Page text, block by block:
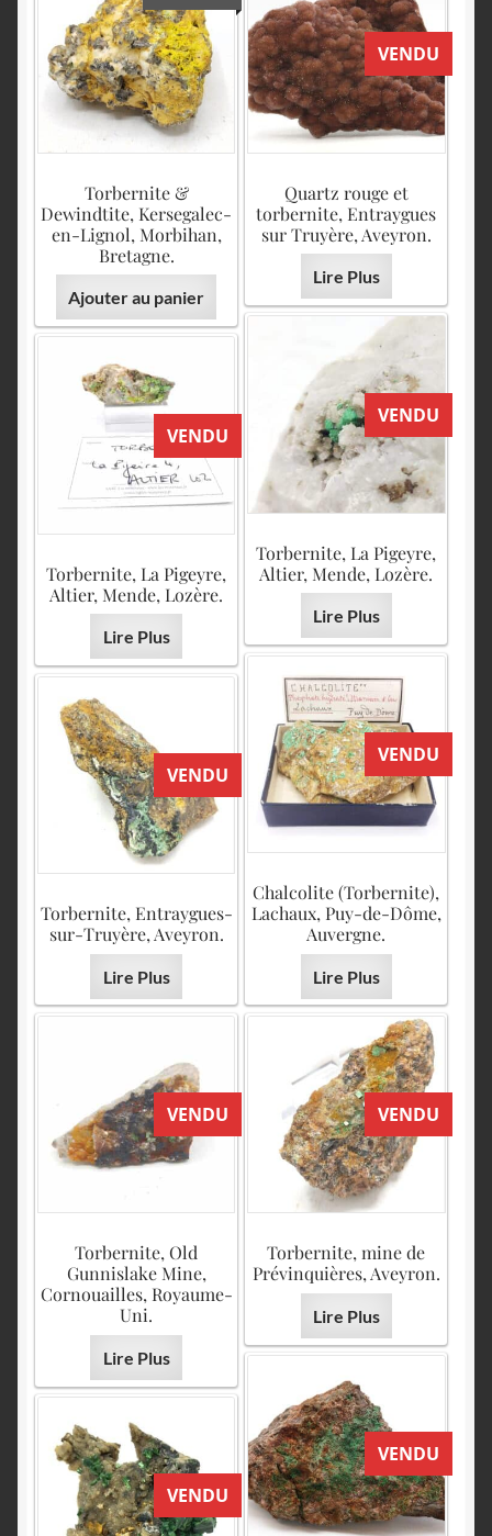
Torbernite &
Dewindtite, Kersegalec-
en-Lignol, Morbihan,
Bretagne.
Ajouter au panier
VENDU
Quartz rouge et
torbernite, Entraygues
sur Truyère, Aveyron.
Lire Plus
VENDU
Torbernite, La Pigeyre,
Altier, Mende, Lozère.
Lire Plus
VENDU
Torbernite, La Pigeyre,
Altier, Mende, Lozère.
Lire Plus
VENDU
Chalcolite (Torbernite),
Lachaux, Puy-de-Dôme,
Auvergne.
Lire Plus
VENDU
Torbernite, Entraygues-
sur-Truyère, Aveyron.
Lire Plus
VENDU
Torbernite, Old
Gunnislake Mine,
Cornouailles, Royaume-
Uni.
Lire Plus
VENDU
Torbernite, mine de
Prévinquières, Aveyron.
Lire Plus
VENDU
VENDU